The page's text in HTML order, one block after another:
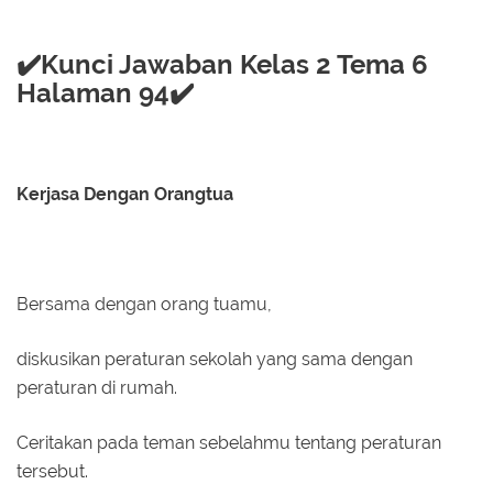
✔️Kunci Jawaban Kelas 2 Tema 6
Halaman 94✔️
Kerjasa Dengan Orangtua
Bersama dengan orang tuamu,
diskusikan peraturan sekolah yang sama dengan
peraturan di rumah.
Ceritakan pada teman sebelahmu tentang peraturan
tersebut.